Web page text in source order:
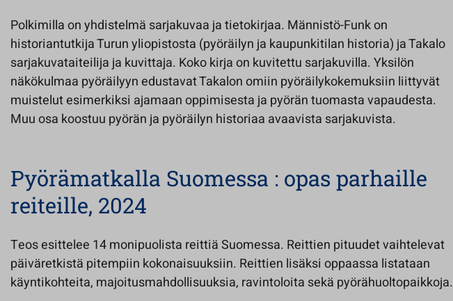
Polkimilla on yhdistelmä sarjakuvaa ja tietokirjaa. Männistö-Funk on
historiantutkija Turun yliopistosta (pyöräilyn ja kaupunkitilan historia) ja Takalo
sarjakuvataiteilija ja kuvittaja. Koko kirja on kuvitettu sarjakuvilla. Yksilön
näkökulmaa pyöräilyyn edustavat Takalon omiin pyöräilykokemuksiin liittyvät
muistelut esimerkiksi ajamaan oppimisesta ja pyörän tuomasta vapaudesta.
Muu osa koostuu pyörän ja pyöräilyn historiaa avaavista sarjakuvista.
Pyörämatkalla Suomessa : opas parhaille
reiteille, 2024
Teos esittelee 14 monipuolista reittiä Suomessa. Reittien pituudet vaihtelevat
päiväretkistä pitempiin kokonaisuuksiin. Reittien lisäksi oppaassa listataan
käyntikohteita, majoitusmahdollisuuksia, ravintoloita sekä pyörähuoltopaikkoja.